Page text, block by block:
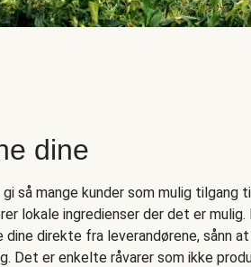
dine
så mange kunder som mulig tilgang
lokale ingredienser der det er
direkte fra leverandørene, sånn
Det er enkelte råvarer som ikke